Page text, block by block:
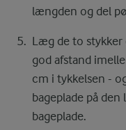
længden og del
Læg de to stykker
god afstand
cm i tykkelsen -
bageplade på
bageplade.